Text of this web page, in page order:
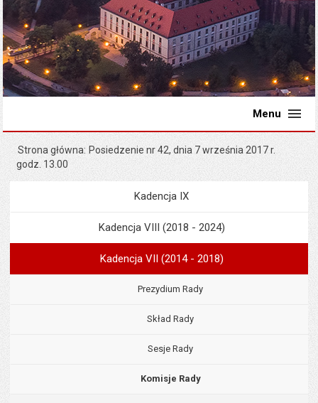
Menu
Strona główna Posiedzenie nr 42, dnia 7 września 2017 r.
godz. 13.00
Menu
Kadencja IX
Kadencja VIII (2018 - 2024)
Kadencja VII (2014 - 2018)
Prezydium Rady
Skład Rady
Sesje Rady
Komisje Rady